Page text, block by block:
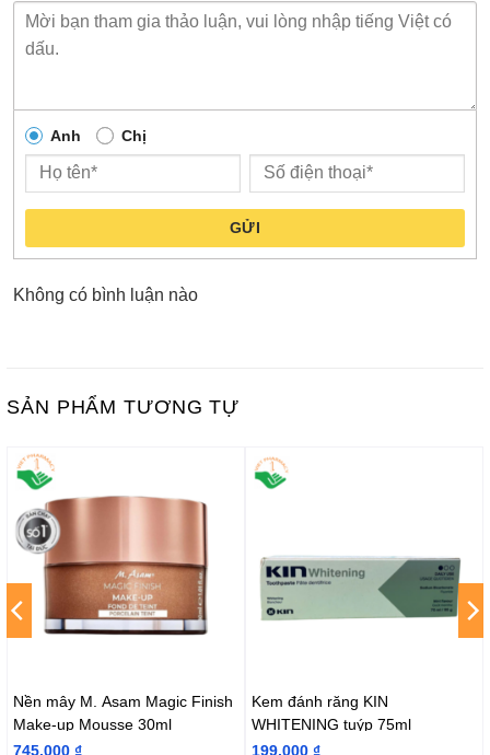
Anh Chị
GỬI
Không có bình luận nào
SẢN PHẨM TƯƠNG TỰ
Nền mây M. Asam Magic Finish
Make-up Mousse 30ml
745.000 ₫
Kem đánh răng KIN
WHITENING tuýp 75ml
199.000 ₫